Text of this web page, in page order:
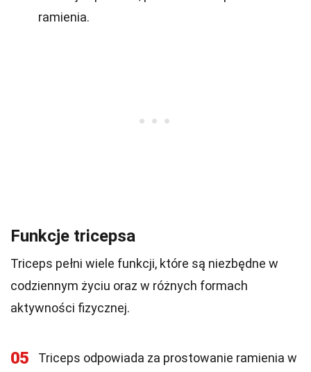
ramienia.
Funkcje tricepsa
Triceps pełni wiele funkcji, które są niezbędne w
codziennym życiu oraz w różnych formach
aktywności fizycznej.
05
Triceps odpowiada za prostowanie ramienia w